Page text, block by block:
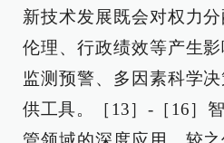
新技术发展既会对权力
伦理、行政绩效等产生
监测预警、多因素科学
供工具。［13］-［16］